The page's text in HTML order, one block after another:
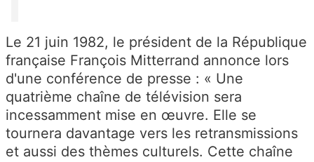
Le 21 juin 1982, le président de la République
française François Mitterrand annonce lors
d'une conférence de presse : « Une
quatrième chaîne de télévision sera
incessamment mise en œuvre. Elle se
tournera davantage vers les retransmissions
et aussi des thèmes culturels. Cette chaîne